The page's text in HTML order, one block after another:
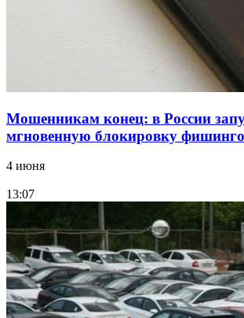
Мошенникам конец: в России
мгновенную блокировку
4 июня
13:07